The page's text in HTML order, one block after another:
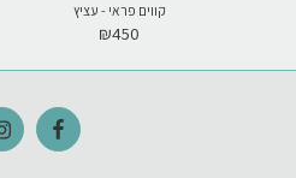
קווים פראי - עציץ
₪450